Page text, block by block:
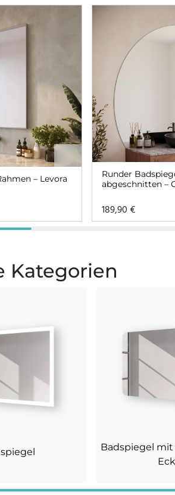
– Levora
Runder
abgeschnitten –
189,90€
Kategorien
Badspiegel